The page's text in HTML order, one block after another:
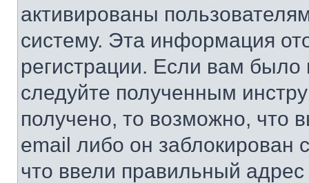
активированы
систему. Эта информация
регистрации. Если вам
следуйте полученным
получено, то возможно, что
email либо он
что ввели правильный адрес